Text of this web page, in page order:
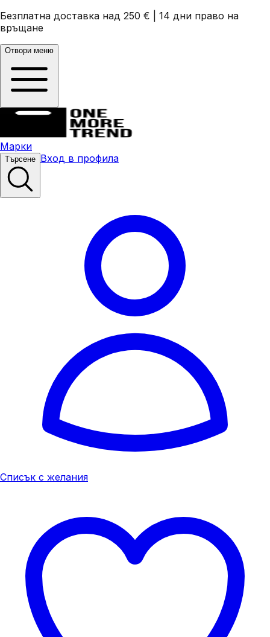
Безплатна доставка над 250 €
14 дни право на
връщане
Отвори меню
Марки
Търсене Вход в профила
Списък с желания